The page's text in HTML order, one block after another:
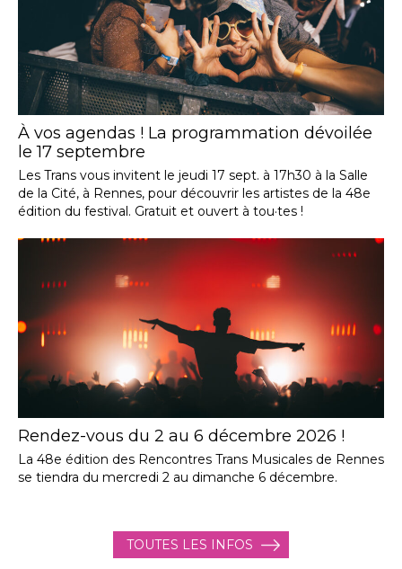
À vos agendas ! La programmation dévoilée
le 17 septembre
Les Trans vous invitent le jeudi 17 sept. à 17h30 à la Salle
de la Cité, à Rennes, pour découvrir les artistes de la 48e
édition du festival. Gratuit et ouvert à tou·tes !
Rendez-vous du 2 au 6 décembre 2026 !
La 48e édition des Rencontres Trans Musicales de Rennes
se tiendra du mercredi 2 au dimanche 6 décembre.
TOUTES LES INFOS